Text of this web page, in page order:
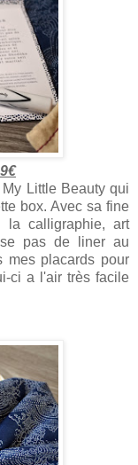
Little Beauty qui
box. Avec sa fine
calligraphie, art
pas de liner au
mes placards pour
ci a l'air très facile